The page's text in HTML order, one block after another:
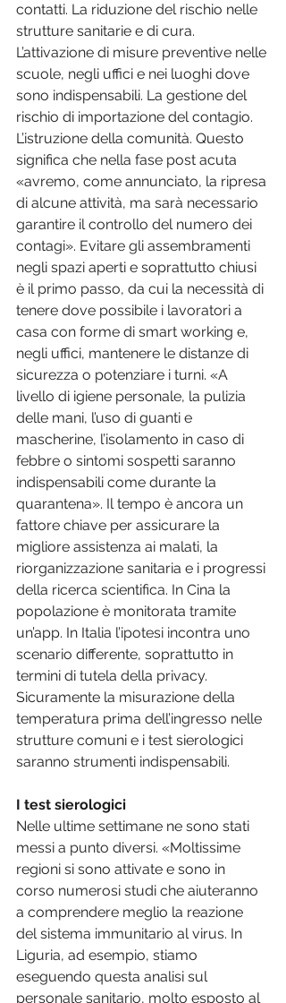
contatti. La riduzione del rischio nelle
strutture sanitarie e di cura.
L’attivazione di misure preventive nelle
scuole, negli uffici e nei luoghi dove
sono indispensabili. La gestione del
rischio di importazione del contagio.
L’istruzione della comunità. Questo
significa che nella fase post acuta
«avremo, come annunciato, la ripresa
di alcune attività, ma sarà necessario
garantire il controllo del numero dei
contagi». Evitare gli assembramenti
negli spazi aperti e soprattutto chiusi
è il primo passo, da cui la necessità di
tenere dove possibile i lavoratori a
casa con forme di smart working e,
negli uffici, mantenere le distanze di
sicurezza o potenziare i turni. «A
livello di igiene personale, la pulizia
delle mani, l’uso di guanti e
mascherine, l’isolamento in caso di
febbre o sintomi sospetti saranno
indispensabili come durante la
quarantena». Il tempo è ancora un
fattore chiave per assicurare la
migliore assistenza ai malati, la
riorganizzazione sanitaria e i progressi
della ricerca scientifica. In Cina la
popolazione è monitorata tramite
un’app. In Italia l’ipotesi incontra uno
scenario differente, soprattutto in
termini di tutela della privacy.
Sicuramente la misurazione della
temperatura prima dell’ingresso nelle
strutture comuni e i test sierologici
saranno strumenti indispensabili.
I test sierologici
Nelle ultime settimane ne sono stati
messi a punto diversi. «Moltissime
regioni si sono attivate e sono in
corso numerosi studi che aiuteranno
a comprendere meglio la reazione
del sistema immunitario al virus. In
Liguria, ad esempio, stiamo
eseguendo questa analisi sul
personale sanitario, molto esposto al